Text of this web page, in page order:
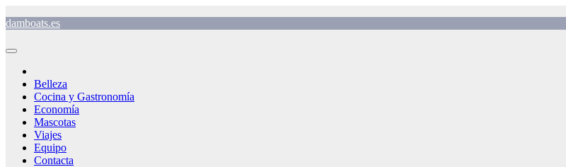
al
damboats.es
Belleza
Cocina y Gastronomía
Economía
Mascotas
Viajes
Equipo
Contacta